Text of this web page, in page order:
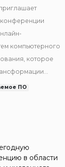
конференции
компьютерного
которое
ПО